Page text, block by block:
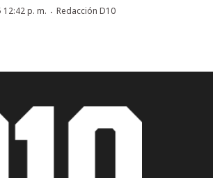
12:42 p. m. · Redacción D10